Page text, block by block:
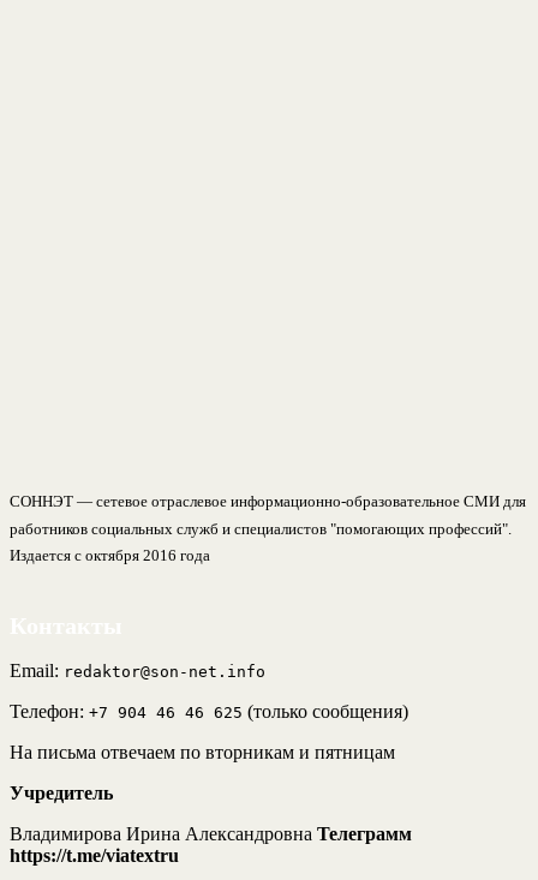
СОННЭТ — сетевое отраслевое информационно-образовательное СМИ для
работников социальных служб и специалистов "помогающих профессий".
Издается с октября 2016 года
Email: redaktor@son-net.info
Телефон: +7 904 46 46 625 (только сообщения)
На письма отвечаем по вторникам и пятницам
Учредитель
Владимирова Ирина Александровна Телеграмм
https://t.me/viatextru